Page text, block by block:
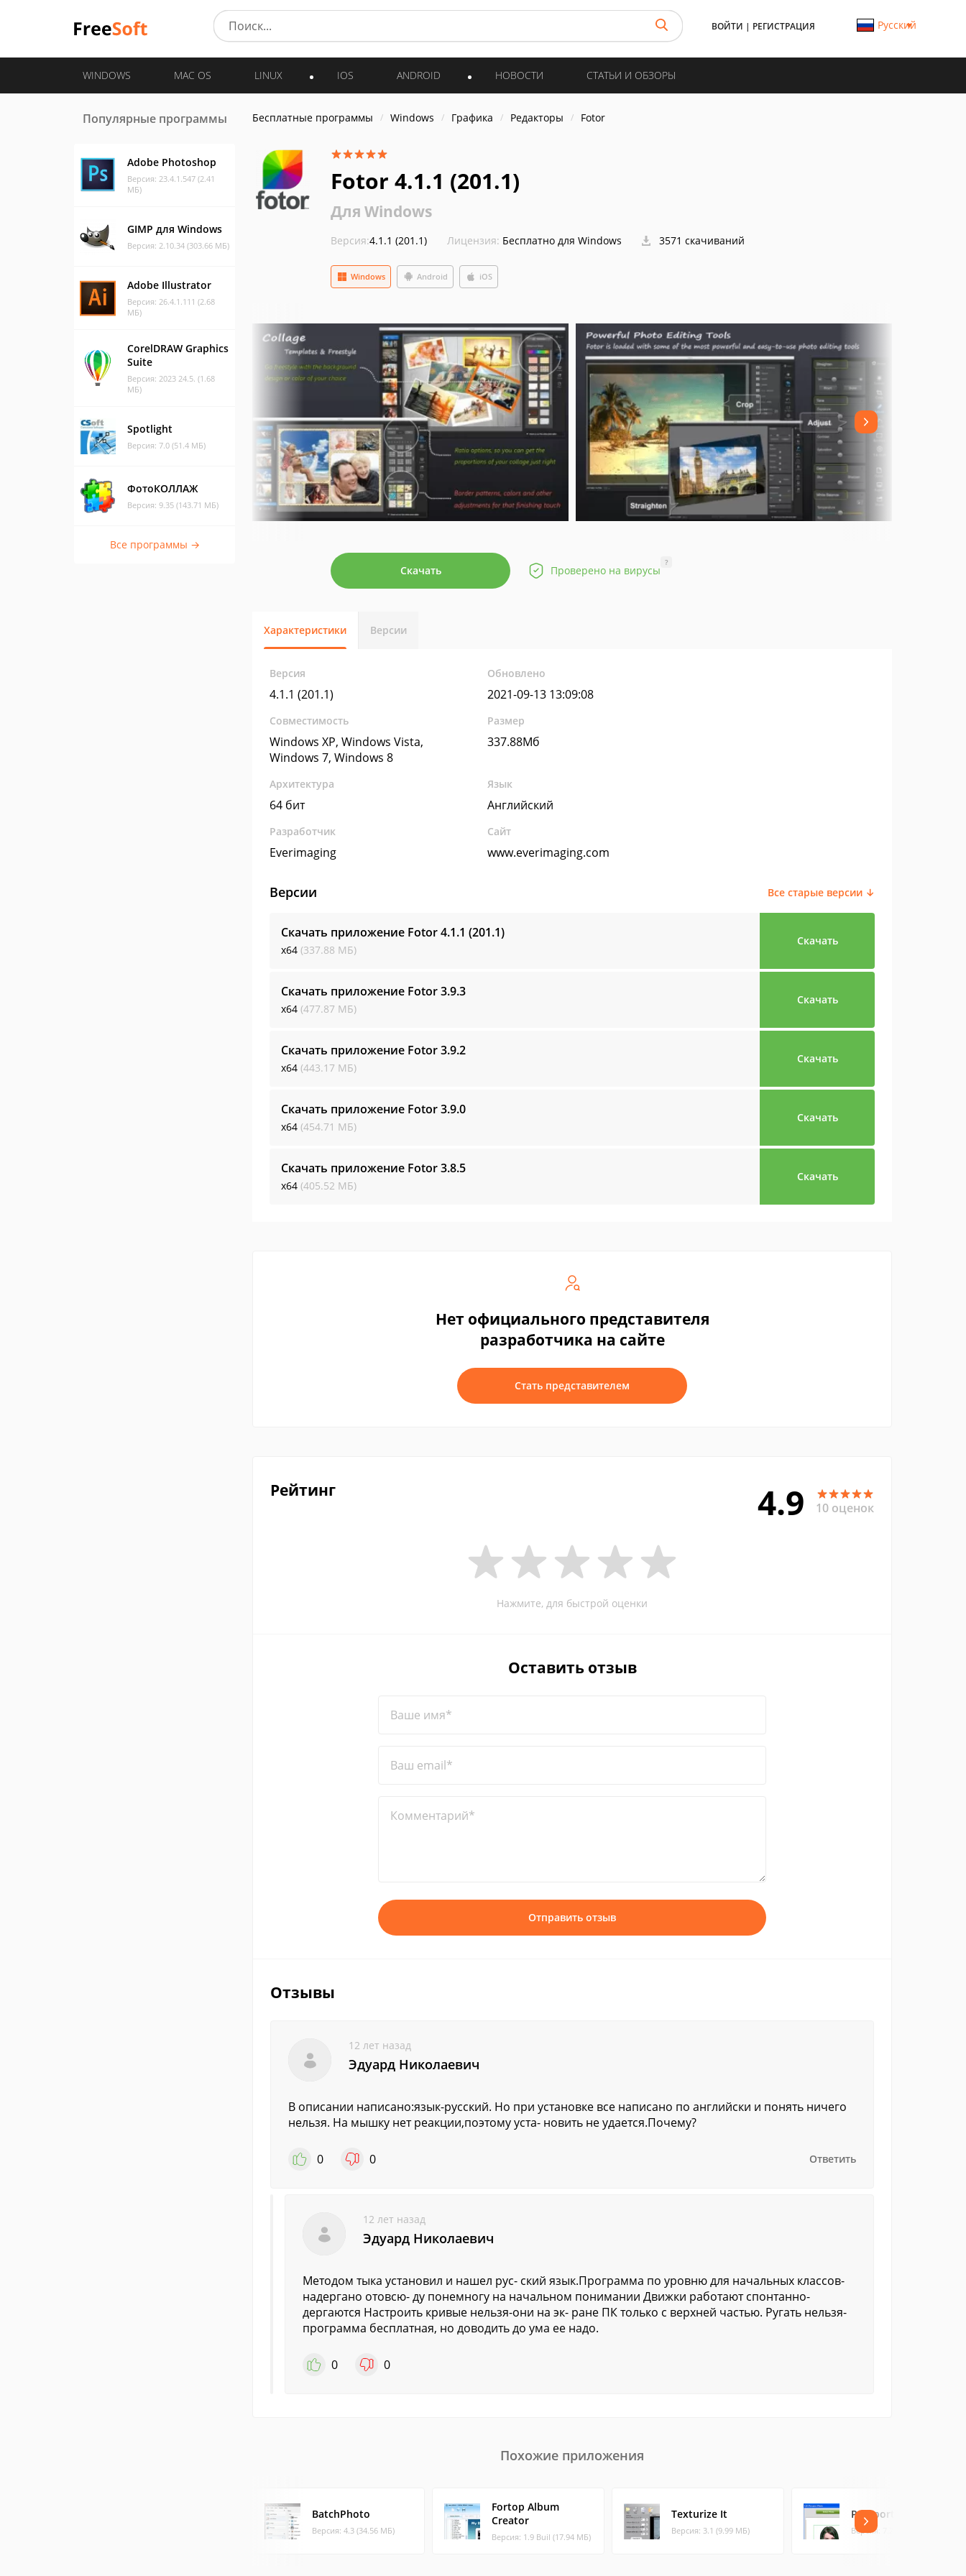
ВОЙТИ | РЕГИСТРАЦИЯ Русский
WINDOWS MAC OS LINUX IOS ANDROID НОВОСТИ СТАТЬИ И ОБЗОРЫ
Популярные программы
Adobe Photoshop
Версия: 23.4.1.547 (2.41
МБ)
GIMP для Windows
Версия: 2.10.34 (303.66 МБ)
Adobe Illustrator
Версия: 26.4.1.111 (2.68
МБ)
CorelDRAW Graphics
Suite
Версия: 2023 24.5. (1.68
МБ)
Spotlight
Версия: 7.0 (51.4 МБ)
ФотоКОЛЛАЖ
Версия: 9.35 (143.71 МБ)
Все программы →
Бесплатные программы Windows Графика Редакторы Fotor
Fotor 4.1.1 (201.1)
Для Windows
Версия:4.1.1 (201.1) Лицензия: Бесплатно для Windows 3571 скачиваний
Windows Android iOS
Скачать Проверено на вирусы
?
Характеристики Версии
Версия
4.1.1 (201.1)
Обновлено
2021-09-13 13:09:08
Совместимость
Windows XP, Windows Vista,
Windows 7, Windows 8
Размер
337.88Мб
Архитектура
64 бит
Язык
Английский
Разработчик
Everimaging
Сайт
www.everimaging.com
Версии Все старые версии ↓
Скачать приложение Fotor4.1.1 (201.1)
x64 (337.88 МБ)
Скачать
Скачать приложение Fotor3.9.3
x64 (477.87 МБ)
Скачать
Скачать приложение Fotor3.9.2
x64 (443.17 МБ)
Скачать
Скачать приложение Fotor3.9.0
x64 (454.71 МБ)
Скачать
Скачать приложение Fotor3.8.5
x64 (405.52 МБ)
Скачать
Нет официального представителя
разработчика на сайте
Стать представителем
Рейтинг 4.9 10 оценок
Нажмите, для быстрой оценки
Оставить отзыв
Ваше имя*
Ваш email*
Комментарий*
Отправить отзыв
Отзывы
12 лет назад
Эдуард Николаевич
В описании написано:язык-русский. Но при установке все написано по английски и понять ничего
нельзя. На мышку нет реакции,поэтому уста- новить не удается.Почему?
0 0 Ответить
12 лет назад
Эдуард Николаевич
Методом тыка установил и нашел рус- ский язык.Программа по уровню для начальных классов-
надергано отовсю- ду понемногу на начальном понимании Движки работают спонтанно-
дергаются Настроить кривые нельзя-они на эк- ране ПК только с верхней частью. Ругать нельзя-
программа бесплатная, но доводить до ума ее надо.
0 0
Похожие приложения
BatchPhoto
Версия: 4.3 (34.56 МБ)
Fortop Album
Creator
Версия: 1.9 Buil (17.94 МБ)
Texturize It
Версия: 3.1 (9.99 МБ)
PassportPhoto
Версия: 7.2 (0.22 МБ)